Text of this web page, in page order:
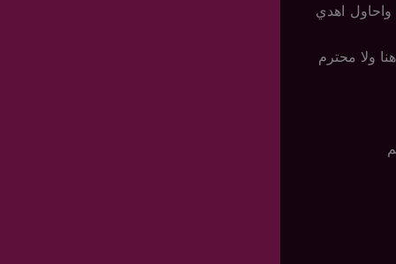
اهدي
ولا محترم